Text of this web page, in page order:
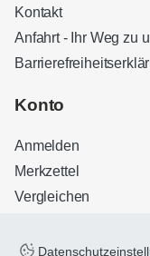
Kontakt
Anfahrt - Ihr Weg zu
Konto
Anmelden
Merkzettel
Vergleichen